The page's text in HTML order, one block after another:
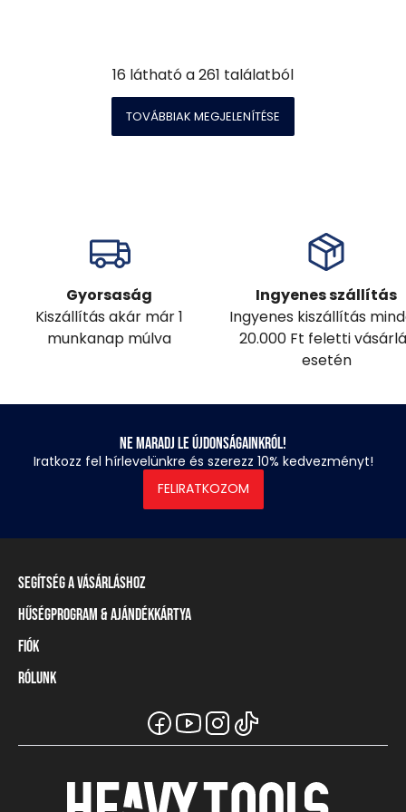
16 látható a261 találatból
TOVÁBBIAK MEGJELENÍTÉSE
Gyorsaság
Kiszállítás akár már 1
munkanap múlva
Ingyenes szállítás
Ingyenes kiszállítás
20.000 Ft feletti
esetén
Ne maradj le újdonságainkról!
Iratkozz fel hírlevelünkre és szerezz 10% kedvezményt!
FELIRATKOZOM
Segítség a vásárláshoz
Szállítási információ
Fizetési módok
Mérettáblázat
Üzleteink és viszonteladók
Gyakori kérdések (GYIK)
Hűségprogram & Ajándékkártya
Törzsvásárlói program
Ajándékkártya
Fiók
Belépés / Regisztráció
Rólunk
A Heavy Tools márka
Viszonteladói információ
Széchenyi Terv Plusz